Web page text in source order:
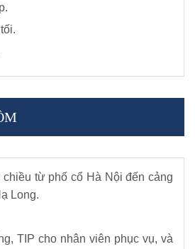
chiều từ phố cổ Hà Nội đến cảng
Long.
TIP cho nhân viên phục vụ, và